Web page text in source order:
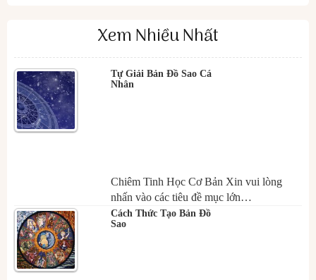
Xem Nhiều Nhất
Tự Giải Bản Đồ Sao Cá
Nhân
Chiêm Tinh Học Cơ Bản Xin vui lòng
nhấn vào các tiêu đề mục lớn…
Cách Thức Tạo Bản Đồ
Sao